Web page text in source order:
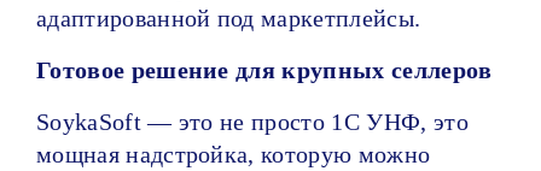
адаптированной под маркетплейсы.
Готовое решение для крупных селлеров
SoykaSoft — это не просто 1С УНФ, это
мощная надстройка, которую можно